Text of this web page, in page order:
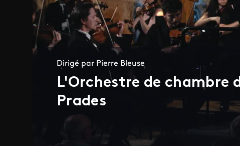
Dirigé par Pierre Bleuse
L'Orchestre de chambre
Prades